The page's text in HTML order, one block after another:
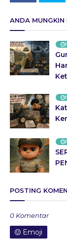
ANDA MUNGKIN
POSTING
0 Komentar
Emoji